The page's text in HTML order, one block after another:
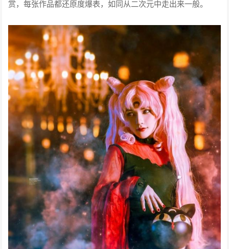
赏，每张作品都还原度爆表，如同从二次元中走出来一般。